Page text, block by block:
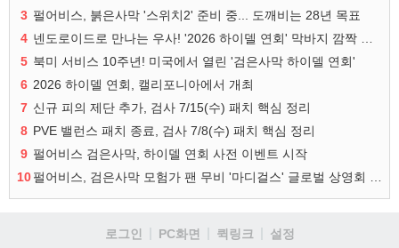
3 펄어비스, 붉은사막 '스위치2' 준비 중... 도깨비는 28년 목표
4
5 북미 서비스 10주년! 미국에서 열린 '검은사막 하이델 연회'
6 2026 하이델 연회, 캘리포니아에서 개최
7 신규 피의 제단 추가, 검사 7/15(수) 패치 핵심 정리
8 PVE 밸런스 패치 종료, 검사 7/8(수) 패치 핵심 정리
9 펄어비스 검은사막, 하이델 연회 사전 이벤트 시작
10
로그인 PC화면 퀵링크
설정